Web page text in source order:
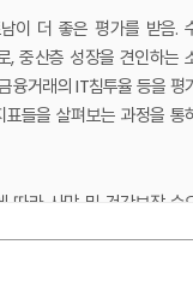
이 더 좋은 평가를 받음.
, 중산층 성장을 견인하는
융거래의 IT침투율 등을 평
들을 살펴보는 과정을 통
따라 사망 및 건강보장 수